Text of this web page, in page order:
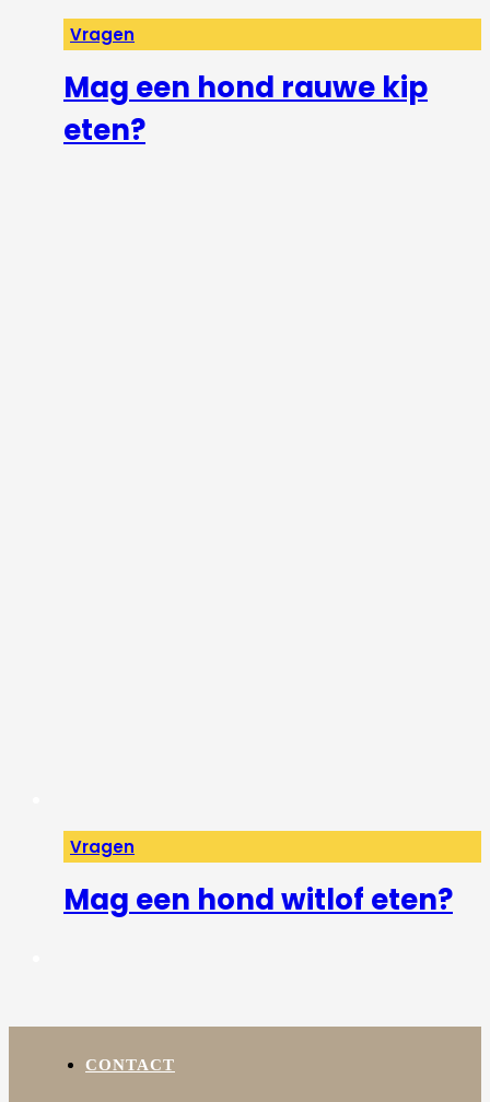
Vragen
Mag een hond rauwe kip
eten?
Vragen
Mag een hond witlof eten?
CONTACT